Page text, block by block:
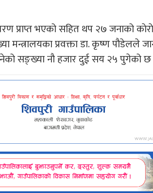
प्राप्त भएको सहित थप २७ जनाको
प्रवक्ता डा. कृष्ण पौडेलले
सङ्ख्या नौ हजार दुई सय २५ पुगेको छ